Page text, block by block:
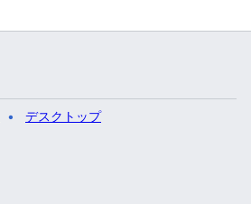
デスクトップ